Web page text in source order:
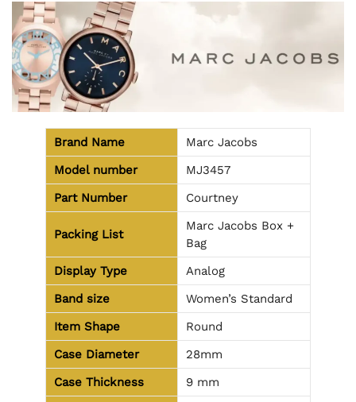
Brand Name
Marc Jacobs
Model number
MJ3457
Part Number
Courtney
Packing List
Marc Jacobs Box +
Bag
Display Type
Analog
Band size
Women’s Standard
Item Shape
Round
Case Diameter
28mm
Case Thickness
9 mm